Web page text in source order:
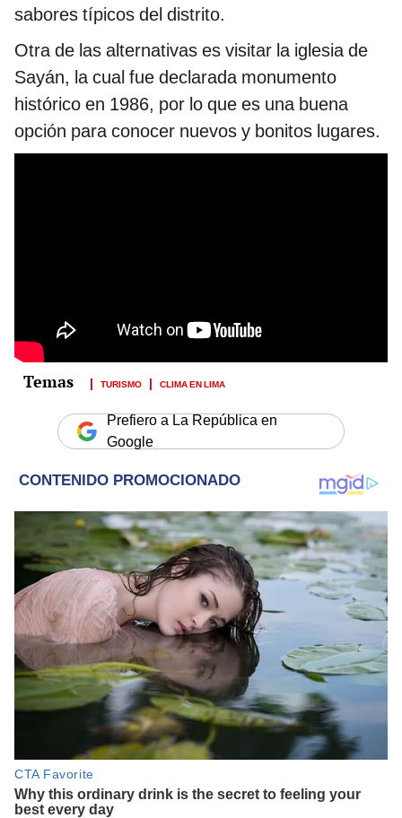
sabores típicos del distrito.
Otra de las alternativas es visitar la iglesia de
Sayán, la cual fue declarada monumento
histórico en 1986, por lo que es una buena
opción para conocer nuevos y bonitos lugares.
TURISMO CLIMA EN LIMA
Prefiero a La República en
Google